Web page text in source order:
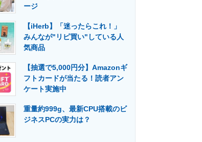
建設×テクノロジーの最前線
ージ
【iHerb】「迷ったらこれ！」
みんなが"リピ買い"している人
気商品
【抽選で5,000円分】Amazonギ
フトカードが当たる！読者アン
ケート実施中
重量約999g、最新CPU搭載のビ
ジネスPCの実力は？